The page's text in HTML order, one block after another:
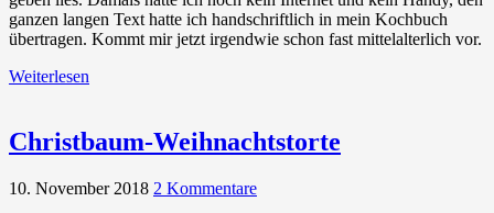
ganzen langen Text hatte ich handschriftlich in mein Kochbuch
übertragen. Kommt mir jetzt irgendwie schon fast mittelalterlich vor.
Weiterlesen
Christbaum-Weihnachtstorte
10. November 2018 2 Kommentare